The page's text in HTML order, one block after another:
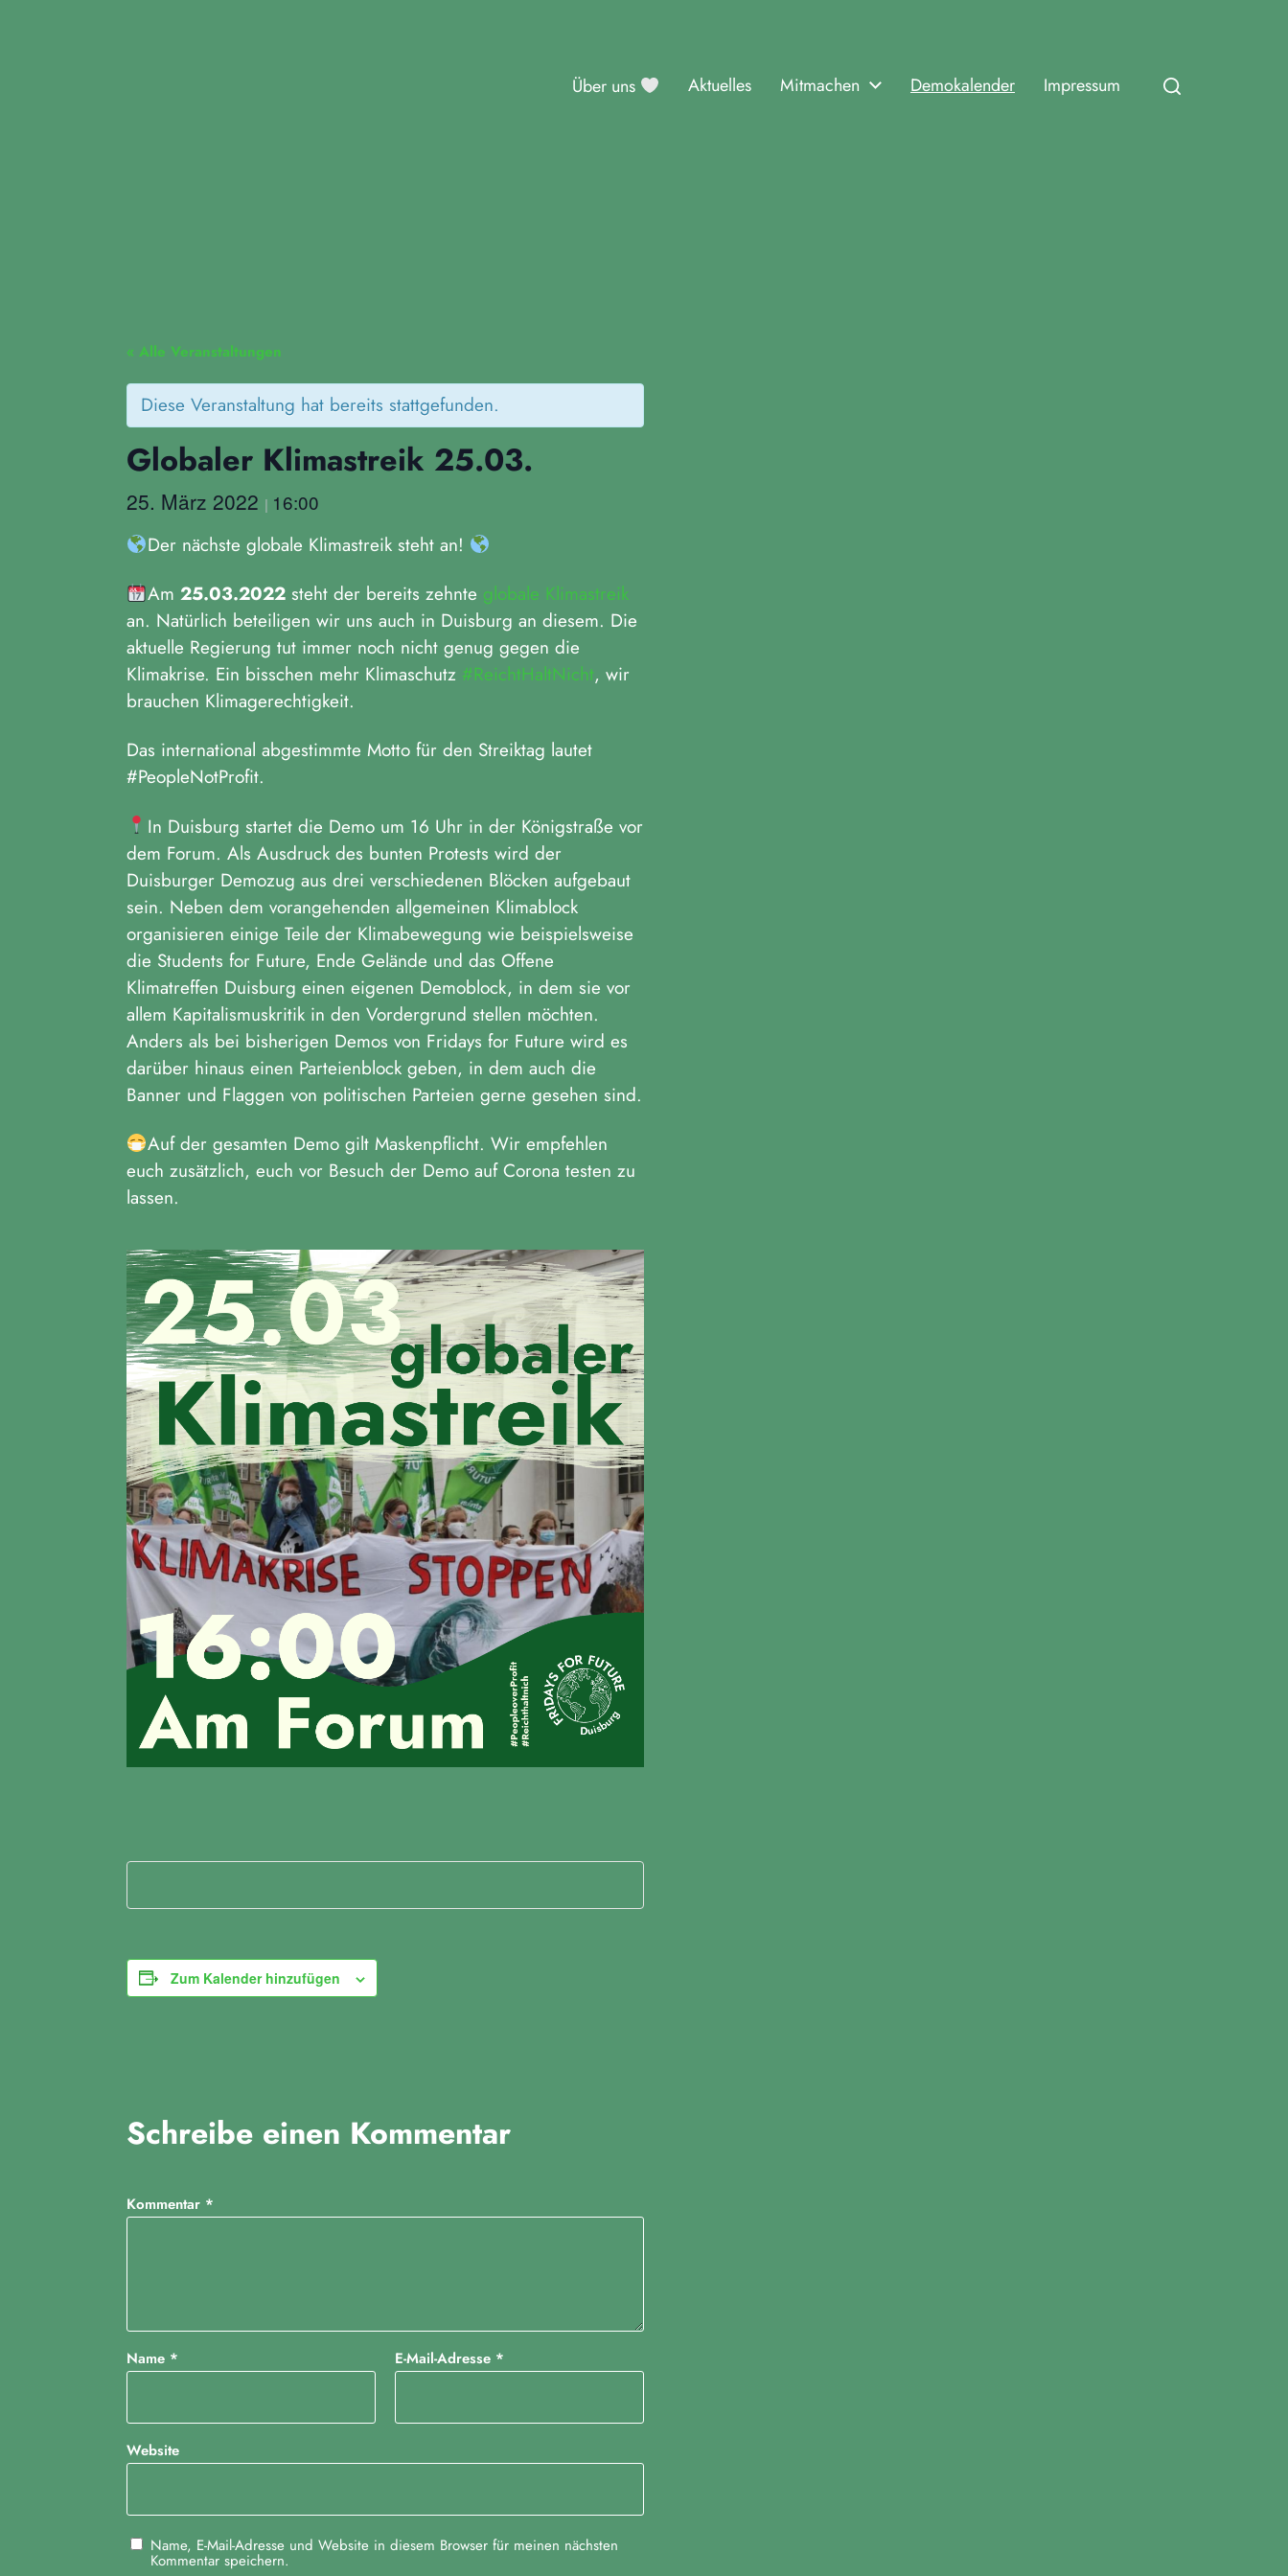
Über uns Aktuelles Mitmachen Demokalender Impressum
« Alle Veranstaltungen
Diese Veranstaltung hat bereits stattgefunden.
Globaler Klimastreik 25.03.
25. März 2022 | 16:00
Der nächste globale Klimastreik steht an!
Am 25.03.2022steht der bereits zehnte globale Klimastreik
an. Natürlich beteiligen wir uns auch in Duisburg an diesem. Die
aktuelle Regierung tut immer noch nicht genug gegen die
Klimakrise. Ein bisschen mehr Klimaschutz #ReichtHaltNicht, wir
brauchen Klimagerechtigkeit.
Das international abgestimmte Motto für den Streiktag lautet
#PeopleNotProfit.
In Duisburg startet die Demo um 16 Uhr in der Königstraße vor
dem Forum. Als Ausdruck des bunten Protests wird der
Duisburger Demozug aus drei verschiedenen Blöcken aufgebaut
sein. Neben dem vorangehenden allgemeinen Klimablock
organisieren einige Teile der Klimabewegung wie beispielsweise
die Students for Future, Ende Gelände und das Offene
Klimatreffen Duisburg einen eigenen Demoblock, in dem sie vor
allem Kapitalismuskritik in den Vordergrund stellen möchten.
Anders als bei bisherigen Demos von Fridays for Future wird es
darüber hinaus einen Parteienblock geben, in dem auch die
Banner und Flaggen von politischen Parteien gerne gesehen sind.
Auf der gesamten Demo gilt Maskenpflicht. Wir empfehlen
euch zusätzlich, euch vor Besuch der Demo auf Corona testen zu
lassen.
Zum Kalender hinzufügen
Schreibe einen Kommentar
Kommentar *
Name * E-Mail-Adresse *
Website
Name, E-Mail-Adresse und Website in diesem Browser für meinen nächsten
Kommentar speichern.